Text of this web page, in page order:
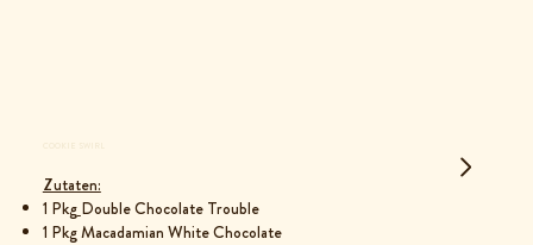
COOKIE SWIRL
Zutaten:
1 Pkg Double Chocolate Trouble
1 Pkg Macadamian White Chocolate